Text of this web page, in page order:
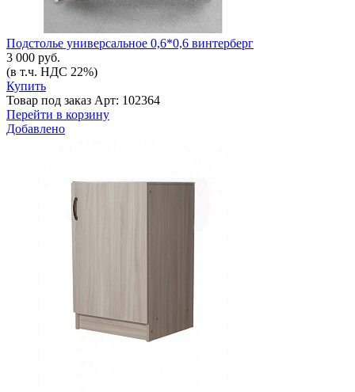
Подстолье универсальное 0,6*0,6 винтерберг
3 000 руб.
(в т.ч. НДС 22%)
Купить
Товар под заказ Арт: 102364
Перейти в корзину
Добавлено